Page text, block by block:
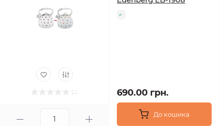
690.00 грн.
До кошика